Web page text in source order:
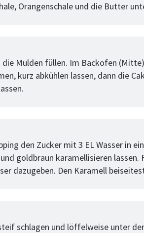
Orangenschale und die Butter
die Mulden füllen. Im Backofen
kurz abkühlen lassen, dann die
den Zucker mit 3 EL Wasser in
goldbraun karamellisieren
dazugeben. Den Karamell
schlagen und löffelweise unter